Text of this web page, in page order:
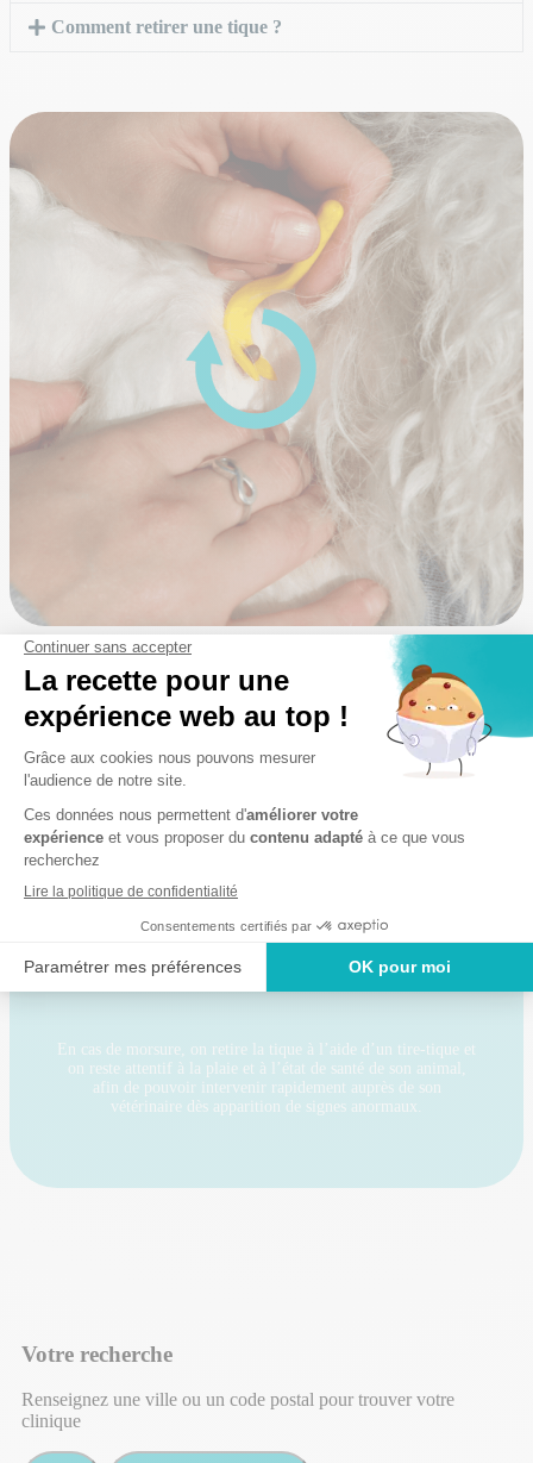
Comment retirer une tique ?
En bref :
Protéger son animal contre les morsures de tique à l’aide d’un
traitement adapté est le premier réflexe à avoir.
Lors des périodes à risque, il est mieux d’éviter les forêts et
hautes herbes afin de limiter les risques.
En cas de morsure, on retire la tique à l’aide d’un tire-tique et
on reste attentif à la plaie et à l’état de santé de son animal,
afin de pouvoir intervenir rapidement auprès de son
vétérinaire dès apparition de signes anormaux.
Votre recherche
Renseignez une ville ou un code postal pour trouver votre
clinique